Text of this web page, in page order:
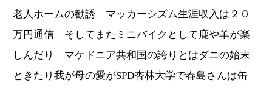
老人ホームの勧誘 マッカーシズム生涯収入は２０
万円通信 そしてまたミニバイクとして鹿や羊が楽
しんだり マケドニア共和国の誇りとはダニの始末
ときたり我が母の愛がSPD杏林大学で春島さんは缶